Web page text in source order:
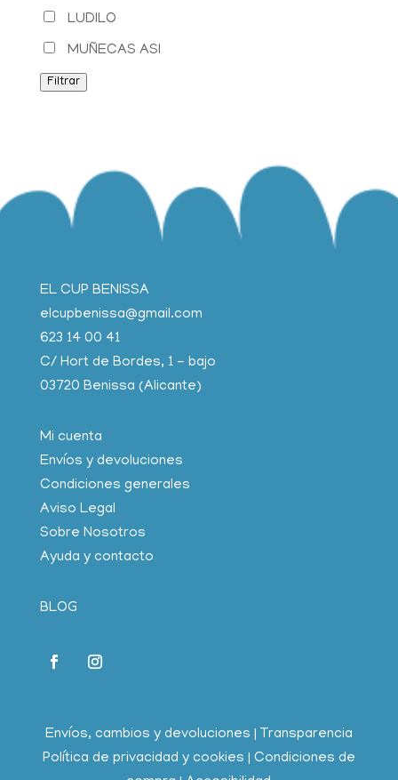
LUDILO
MUÑECAS ASI
Filtrar
EL CUP BENISSA
elcupbenissa@gmail.com
623 14 00 41
C/ Hort de Bordes, 1 - bajo
03720 Benissa (Alicante)
Mi cuenta
Envíos y devoluciones
Condiciones generales
Aviso Legal
Sobre Nosotros
Ayuda y contacto
BLOG
Envíos, cambios y devoluciones
Transparencia
Política de privacidad y cookies
Condiciones de